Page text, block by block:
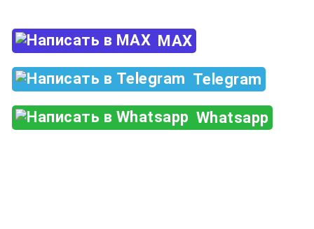
MAX
Telegram
Whatsapp